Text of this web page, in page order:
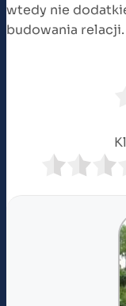
wtedy nie
budowania relacji.